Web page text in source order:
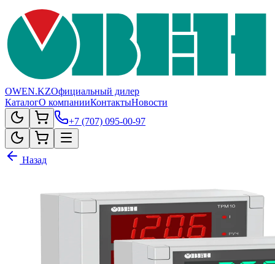
OWEN.KZОфициальный дилер
КаталогО компанииКонтактыНовости
+7 (707) 095-00-97
Назад